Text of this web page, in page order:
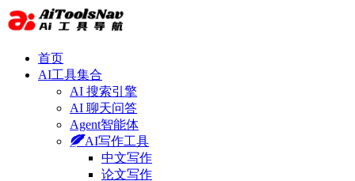
首页
AI工具集合
AI 搜索引擎
AI 聊天问答
Agent智能体
AI写作工具
中文写作
论文写作